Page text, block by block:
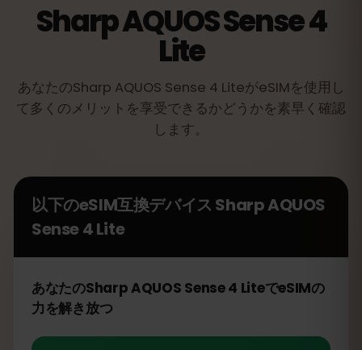
Sharp AQUOS Sense 4
Lite
あなたのSharp AQUOS Sense 4 LiteがeSIMを使用し
て多くのメリットを享受できるかどうかを素早く確認
します。
以下のeSIM互換デバイス Sharp AQUOS
Sense 4 Lite
あなたのSharp AQUOS Sense 4 LiteでeSIMの
力を解き放つ